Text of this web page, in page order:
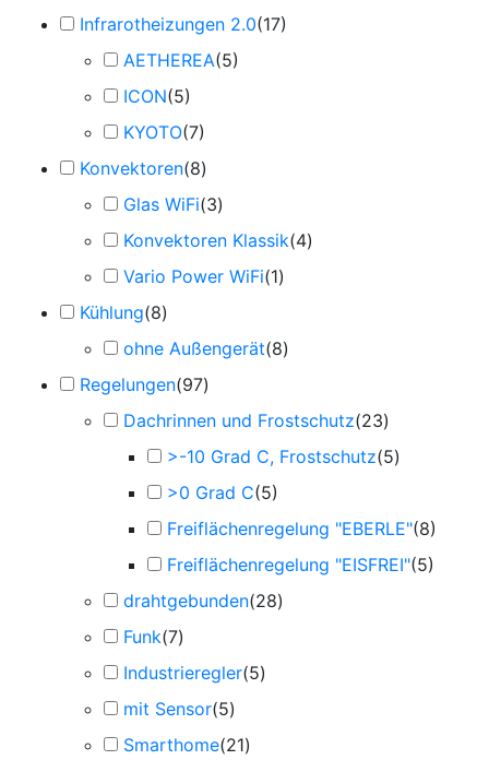
Infrarotheizungen 2.0(17)
AETHEREA(5)
ICON(5)
KYOTO(7)
Konvektoren(8)
Glas WiFi(3)
Konvektoren Klassik(4)
Vario Power WiFi(1)
Kühlung(8)
ohne Außengerät(8)
Regelungen(97)
Dachrinnen und Frostschutz(23)
>-10 Grad C, Frostschutz(5)
>0 Grad C(5)
Freiflächenregelung "EBERLE"(8)
Freiflächenregelung "EISFREI"(5)
drahtgebunden(28)
Funk(7)
Industrieregler(5)
mit Sensor(5)
Smarthome(21)